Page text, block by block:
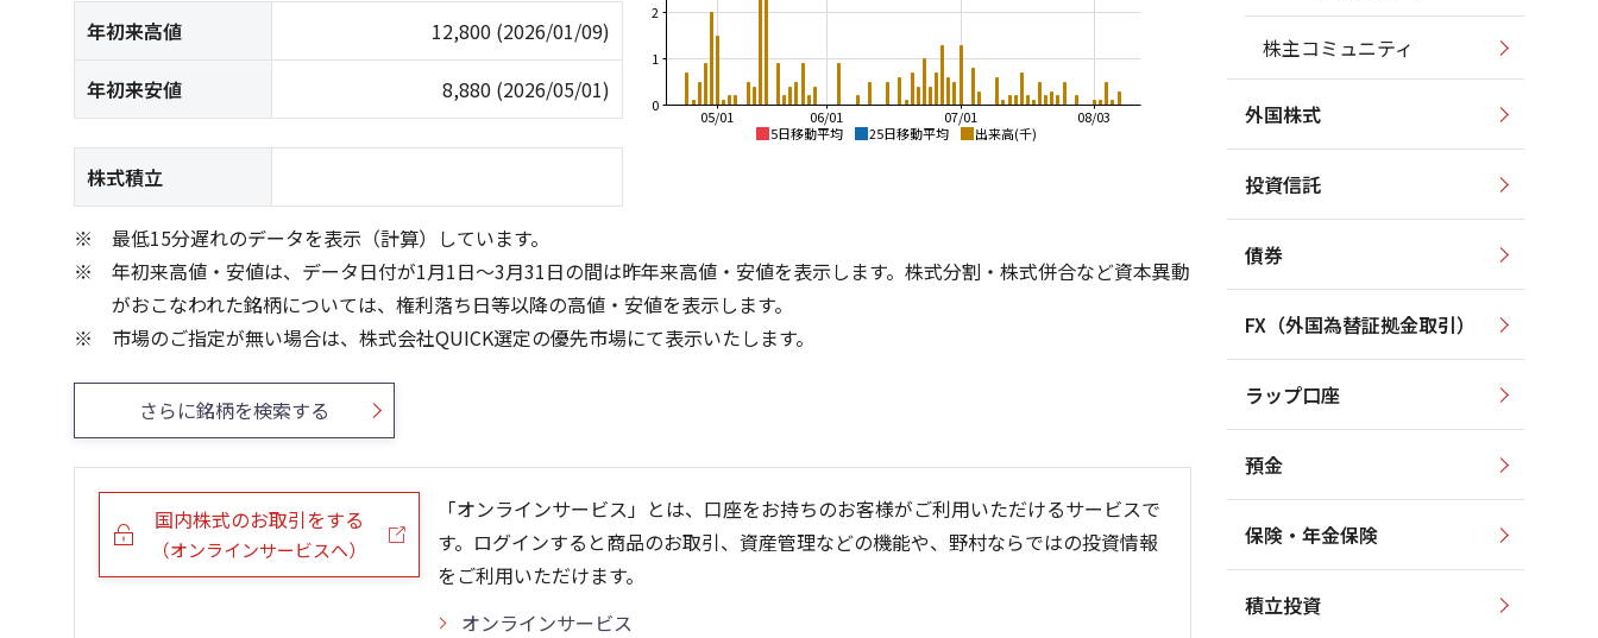
年初来高値 12,800 (2026/01/09)
年初来安値 8,880 (2026/05/01)
株式積立
5日移動平均 25日移動平均 出来高(千)
08/03
07/01
06/01
05/01
0
1
2
11,000
0
1
0
500
最低15分遅れのデータを表示（計算）しています。
年初来高値・安値は、データ日付が1月1日～3月31日の間は昨年来高値・安値を表示します。株式分割・株式併合など資本異動
がおこなわれた銘柄については、権利落ち日等以降の高値・安値を表示します。
市場のご指定が無い場合は、株式会社QUICK選定の優先市場にて表示いたします。
さらに銘柄を検索する
国内株式のお取引をする
（オンラインサービスへ）
「オンラインサービス」とは、口座をお持ちのお客様がご利用いただけるサービスで
す。ログインすると商品のお取引、資産管理などの機能や、野村ならではの投資情報
をご利用いただけます。
オンラインサービス
株主コミュニティ
外国株式
投資信託
債券
FX（外国為替証拠金取引）
ラップ口座
預金
保険・年金保険
積立投資